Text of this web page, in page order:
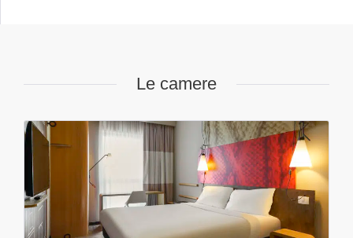
Le camere